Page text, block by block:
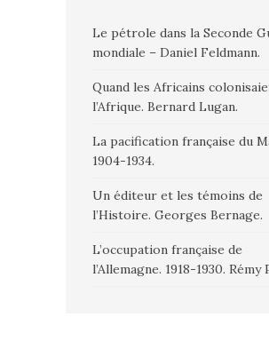
Le pétrole dans la Seconde
mondiale – Daniel Feldmann.
Quand les Africains
l’Afrique. Bernard Lugan.
La pacification française du
1904-1934.
Un éditeur et les témoins de
l’Histoire. Georges Bernage.
L’occupation française de
l’Allemagne. 1918-1930. Rémy